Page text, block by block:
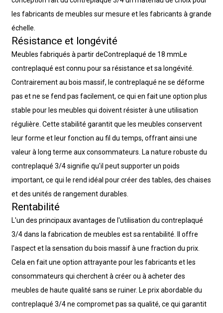
les fabricants de meubles sur mesure et les fabricants à grande
échelle.
Résistance et longévité
Meubles fabriqués à partir deContreplaqué de 18 mmLe
contreplaqué est connu pour sa résistance et sa longévité.
Contrairement au bois massif, le contreplaqué ne se déforme
pas et ne se fend pas facilement, ce qui en fait une option plus
stable pour les meubles qui doivent résister à une utilisation
régulière. Cette stabilité garantit que les meubles conservent
leur forme et leur fonction au fil du temps, offrant ainsi une
valeur à long terme aux consommateurs. La nature robuste du
contreplaqué 3/4 signifie qu'il peut supporter un poids
important, ce qui le rend idéal pour créer des tables, des chaises
et des unités de rangement durables.
Rentabilité
L'un des principaux avantages de l'utilisation du contreplaqué
3/4 dans la fabrication de meubles est sa rentabilité. Il offre
l'aspect et la sensation du bois massif à une fraction du prix.
Cela en fait une option attrayante pour les fabricants et les
consommateurs qui cherchent à créer ou à acheter des
meubles de haute qualité sans se ruiner. Le prix abordable du
contreplaqué 3/4 ne compromet pas sa qualité, ce qui garantit